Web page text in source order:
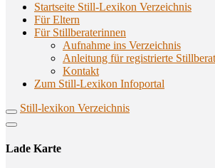
Startseite Still-Lexikon Verzeichnis
Für Eltern
Für Stillberaterinnen
Aufnahme ins Verzeichnis
Anlei­tung für regis­trier­te
Kon­takt
Zum Still-Lexikon Infoportal
Still-lexikon Verzeichnis
Lade Karte